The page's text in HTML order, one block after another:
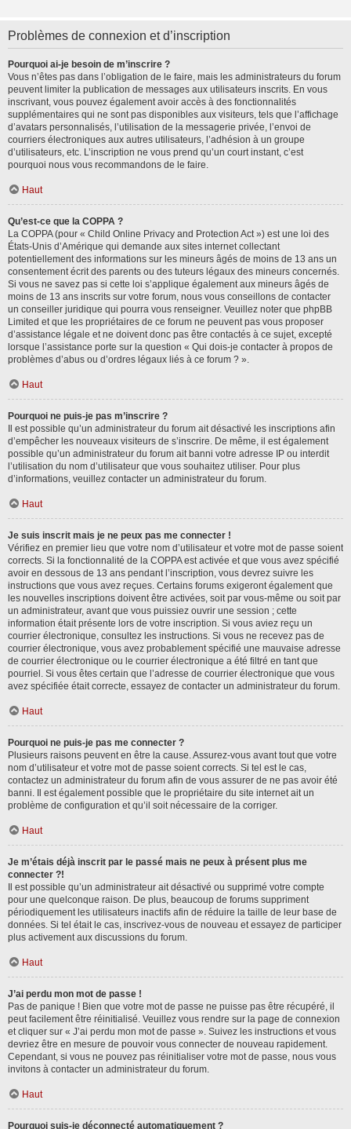
Problèmes de connexion et d’inscription
Pourquoi ai-je besoin de m’inscrire ?
Vous n’êtes pas dans l’obligation de le faire, mais les administrateurs du forum
peuvent limiter la publication de messages aux utilisateurs inscrits. En vous
inscrivant, vous pouvez également avoir accès à des fonctionnalités
supplémentaires qui ne sont pas disponibles aux visiteurs, tels que l’affichage
d’avatars personnalisés, l’utilisation de la messagerie privée, l’envoi de
courriers électroniques aux autres utilisateurs, l’adhésion à un groupe
d’utilisateurs, etc. L’inscription ne vous prend qu’un court instant, c’est
pourquoi nous vous recommandons de le faire.
Haut
Qu’est-ce que la COPPA ?
La COPPA (pour « Child Online Privacy and Protection Act ») est une loi des
États-Unis d’Amérique qui demande aux sites internet collectant
potentiellement des informations sur les mineurs âgés de moins de 13 ans un
consentement écrit des parents ou des tuteurs légaux des mineurs concernés.
Si vous ne savez pas si cette loi s’applique également aux mineurs âgés de
moins de 13 ans inscrits sur votre forum, nous vous conseillons de contacter
un conseiller juridique qui pourra vous renseigner. Veuillez noter que phpBB
Limited et que les propriétaires de ce forum ne peuvent pas vous proposer
d’assistance légale et ne doivent donc pas être contactés à ce sujet, excepté
lorsque l’assistance porte sur la question « Qui dois-je contacter à propos de
problèmes d’abus ou d’ordres légaux liés à ce forum ? ».
Haut
Pourquoi ne puis-je pas m’inscrire ?
Il est possible qu’un administrateur du forum ait désactivé les inscriptions afin
d’empêcher les nouveaux visiteurs de s’inscrire. De même, il est également
possible qu’un administrateur du forum ait banni votre adresse IP ou interdit
l’utilisation du nom d’utilisateur que vous souhaitez utiliser. Pour plus
d’informations, veuillez contacter un administrateur du forum.
Haut
Je suis inscrit mais je ne peux pas me connecter !
Vérifiez en premier lieu que votre nom d’utilisateur et votre mot de passe soient
corrects. Si la fonctionnalité de la COPPA est activée et que vous avez spécifié
avoir en dessous de 13 ans pendant l’inscription, vous devrez suivre les
instructions que vous avez reçues. Certains forums exigeront également que
les nouvelles inscriptions doivent être activées, soit par vous-même ou soit par
un administrateur, avant que vous puissiez ouvrir une session ; cette
information était présente lors de votre inscription. Si vous aviez reçu un
courrier électronique, consultez les instructions. Si vous ne recevez pas de
courrier électronique, vous avez probablement spécifié une mauvaise adresse
de courrier électronique ou le courrier électronique a été filtré en tant que
pourriel. Si vous êtes certain que l’adresse de courrier électronique que vous
avez spécifiée était correcte, essayez de contacter un administrateur du forum.
Haut
Pourquoi ne puis-je pas me connecter ?
Plusieurs raisons peuvent en être la cause. Assurez-vous avant tout que votre
nom d’utilisateur et votre mot de passe soient corrects. Si tel est le cas,
contactez un administrateur du forum afin de vous assurer de ne pas avoir été
banni. Il est également possible que le propriétaire du site internet ait un
problème de configuration et qu’il soit nécessaire de la corriger.
Haut
Je m’étais déjà inscrit par le passé mais ne peux à présent plus me
connecter ?!
Il est possible qu’un administrateur ait désactivé ou supprimé votre compte
pour une quelconque raison. De plus, beaucoup de forums suppriment
périodiquement les utilisateurs inactifs afin de réduire la taille de leur base de
données. Si tel était le cas, inscrivez-vous de nouveau et essayez de participer
plus activement aux discussions du forum.
Haut
J’ai perdu mon mot de passe !
Pas de panique ! Bien que votre mot de passe ne puisse pas être récupéré, il
peut facilement être réinitialisé. Veuillez vous rendre sur la page de connexion
et cliquer sur « J’ai perdu mon mot de passe ». Suivez les instructions et vous
devriez être en mesure de pouvoir vous connecter de nouveau rapidement.
Cependant, si vous ne pouvez pas réinitialiser votre mot de passe, nous vous
invitons à contacter un administrateur du forum.
Haut
Pourquoi suis-je déconnecté automatiquement ?